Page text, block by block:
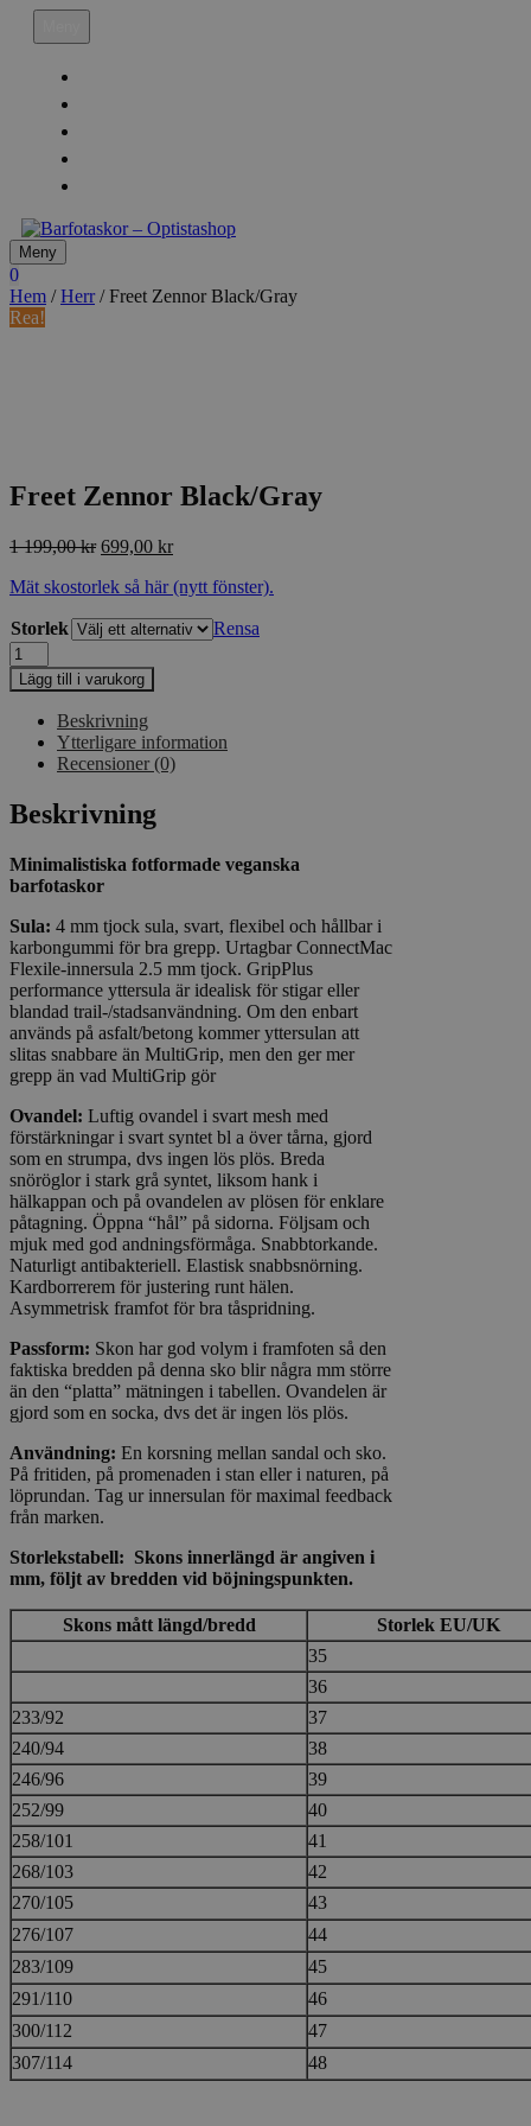
Hoppa
Meny
0
Hem /Herr/ Freet Zennor Black/Gray
Rea!
Freet Zennor Black/Gray
1 199,00kr Det
priset
1
699,00 krDet
priset
699,00 kr.
Mät skostorlek så här (nytt fönster).
Storlek
Rensa
Freet
Zennor
Black/Gray
mängd
Lägg till i varukorg
Beskrivning
Ytterligare information
Recensioner (0)
Beskrivning
Minimalistiska fotformade veganska
barfotaskor
Sula: 4 mm tjock sula, svart, flexibel och hållbar i
karbongummi för bra grepp. Urtagbar ConnectMac
Flexile-innersula 2.5 mm tjock. GripPlus
performance yttersula är idealisk för stigar eller
blandad trail-/stadsanvändning. Om den enbart
används på asfalt/betong kommer yttersulan att
slitas snabbare än MultiGrip, men den ger mer
grepp än vad MultiGrip gör
Ovandel: Luftig ovandel i svart mesh med
förstärkningar i svart syntet bl a över tårna, gjord
som en strumpa, dvs ingen lös plös. Breda
snöröglor i stark grå syntet, liksom hank i
hälkappan och på ovandelen av plösen för enklare
påtagning. Öppna “hål” på sidorna. Följsam och
mjuk med god andningsförmåga. Snabbtorkande.
Naturligt antibakteriell. Elastisk snabbsnörning.
Kardborrerem för justering runt hälen.
Asymmetrisk framfot för bra tåspridning.
Passform: Skon har god volym i framfoten så den
faktiska bredden på denna sko blir några mm större
än den “platta” mätningen i tabellen. Ovandelen är
gjord som en socka, dvs det är ingen lös plös.
Användning: En korsning mellan sandal och sko.
På fritiden, på promenaden i stan eller i naturen, på
löprundan. Tag ur innersulan för maximal feedback
från marken.
Storlekstabell: Skons innerlängd är angiven i
mm, följt av bredden vid böjningspunkten.
Skons mått längd/bredd
Storlek EU/UK
35
36
233/92
37
240/94
38
246/96
39
252/99
40
258/101
41
268/103
42
270/105
43
276/107
44
283/109
45
291/110
46
300/112
47
307/114
48